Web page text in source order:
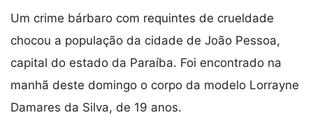
Um crime bárbaro com requintes de crueldade
chocou a população da cidade de João Pessoa,
capital do estado da Paraíba. Foi encontrado na
manhã deste domingo o corpo da modelo Lorrayne
Damares da Silva, de 19 anos.